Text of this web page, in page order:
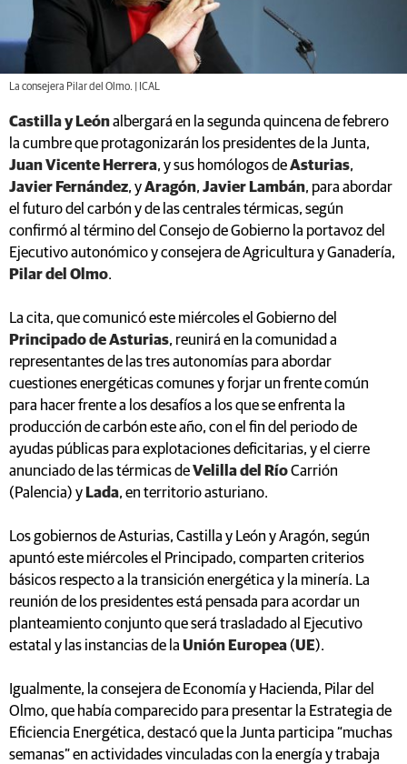
La consejera Pilar del Olmo. | ICAL
Castilla y Leónalbergará en la segunda quincena de febrero
la cumbre que protagonizarán los presidentes de la Junta,
Juan Vicente Herrera, y sus homólogos deAsturias,
Javier Fernández, yAragón, Javier Lambán, para abordar
el futuro del carbón y de las centrales térmicas, según
confirmó al término del Consejo de Gobierno la portavoz del
Ejecutivo autonómico y consejera de Agricultura y Ganadería,
Pilar del Olmo.
La cita, que comunicó este miércoles el Gobierno del
Principado de Asturias, reunirá en la comunidad a
representantes de las tres autonomías para abordar
cuestiones energéticas comunes y forjar un frente común
para hacer frente a los desafíos a los que se enfrenta la
producción de carbón este año, con el fin del periodo de
ayudas públicas para explotaciones deficitarias, y el cierre
anunciado de las térmicas deVelilla del RíoCarrión
(Palencia) y Lada, en territorio asturiano.
Los gobiernos de Asturias, Castilla y León y Aragón, según
apuntó este miércoles el Principado, comparten criterios
básicos respecto a la transición energética y la minería. La
reunión de los presidentes está pensada para acordar un
planteamiento conjunto que será trasladado al Ejecutivo
estatal y las instancias de la Unión Europea (UE).
Igualmente, la consejera de Economía y Hacienda, Pilar del
Olmo, que había comparecido para presentar la Estrategia de
Eficiencia Energética, destacó que la Junta participa “muchas
semanas” en actividades vinculadas con la energía y trabaja